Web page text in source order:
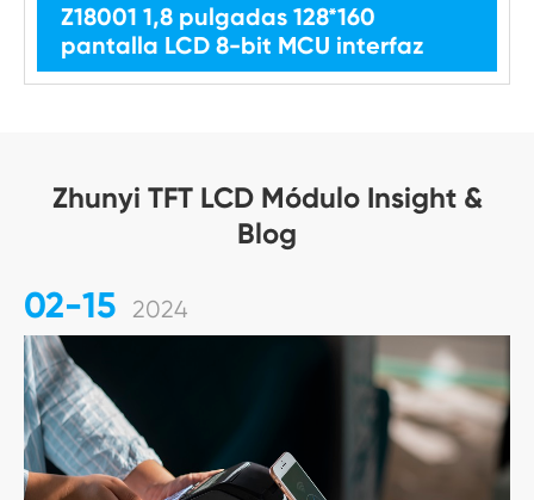
Z18001 1,8 pulgadas 128*160
pantalla LCD 8-bit MCU interfaz
Zhunyi TFT LCD Módulo Insight &
Blog
02-15 2024